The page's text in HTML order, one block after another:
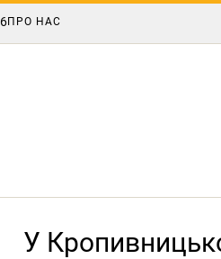
ПРО НАС
У